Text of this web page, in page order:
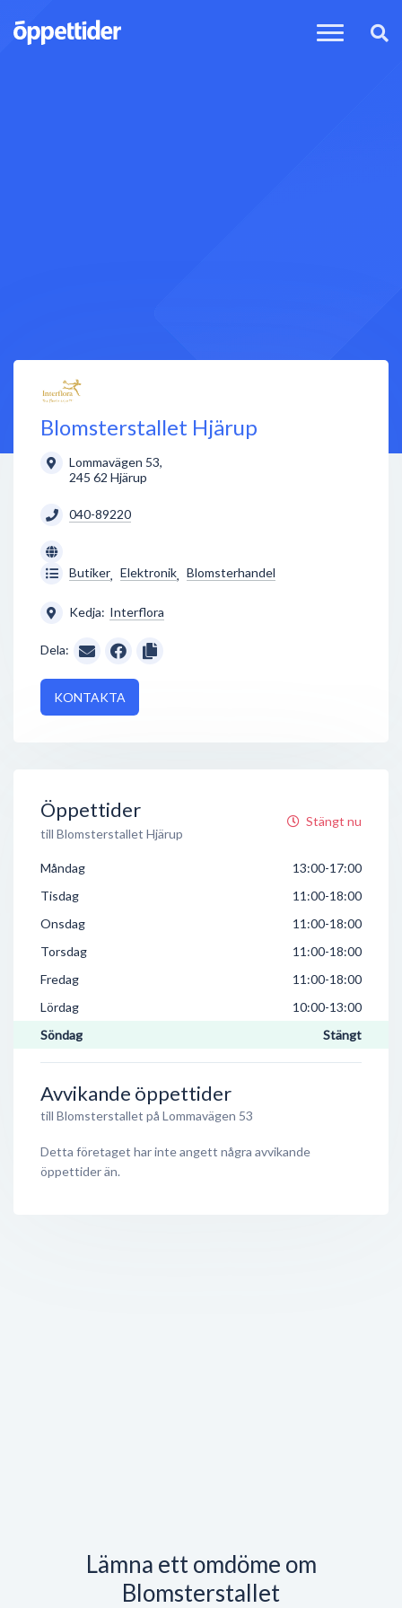
Blomsterstallet Hjärup
Lommavägen 53,
245 62 Hjärup
040-89220
Butiker, Elektronik, Blomsterhandel
Kedja: Interflora
Dela:
KONTAKTA
Öppettider
till Blomsterstallet Hjärup
Stängt nu
Måndag
13:00-17:00
Tisdag
11:00-18:00
Onsdag
11:00-18:00
Torsdag
11:00-18:00
Fredag
11:00-18:00
Lördag
10:00-13:00
Söndag
Stängt
Avvikande öppettider
till Blomsterstallet på Lommavägen 53
Detta företaget har inte angett några avvikande
öppettider än.
Lämna ett omdöme om
Blomsterstallet